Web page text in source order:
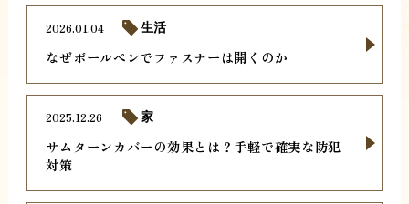
なぜボールペンでファスナーは開くのか
2026.01.04 生活
サムターンカバーの効果とは？手軽で確実な防犯
対策
2025.12.26 家